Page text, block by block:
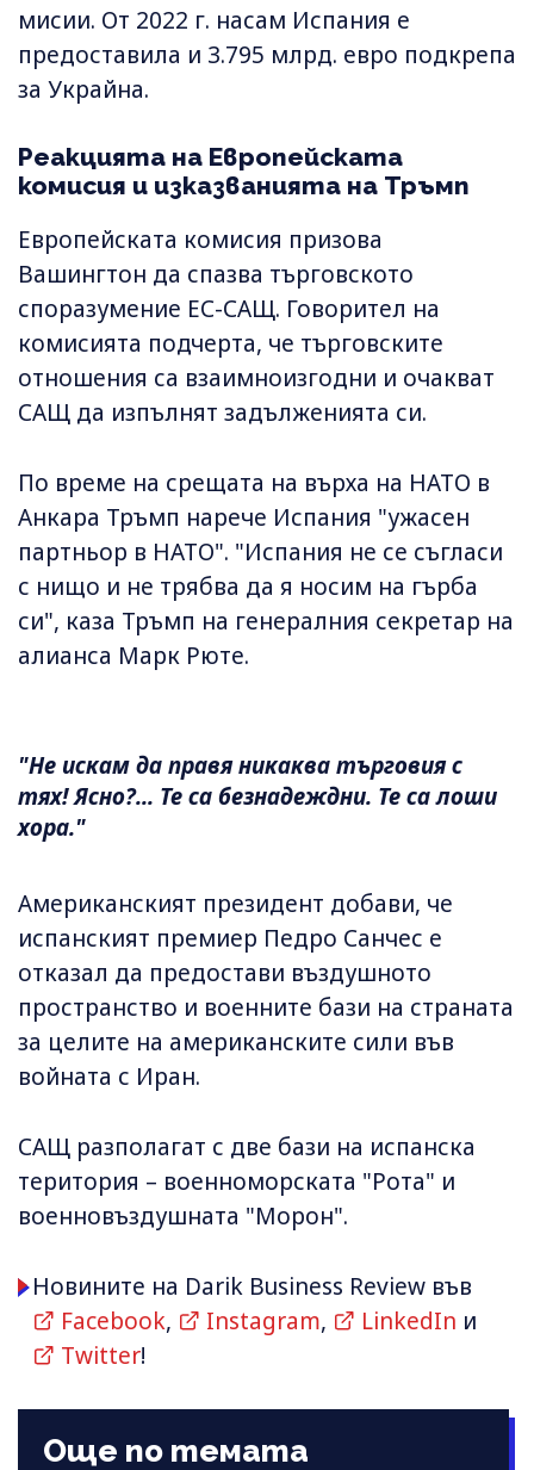
мисии. От 2022 г. насам Испания е
предоставила и 3.795 млрд. евро подкрепа
за Украйна.
Реакцията на Европейската
комисия и изказванията на Тръмп
Европейската комисия призова
Вашингтон да спазва търговското
споразумение ЕС-САЩ. Говорител на
комисията подчерта, че търговските
отношения са взаимноизгодни и очакват
САЩ да изпълнят задълженията си.
По време на срещата на върха на НАТО в
Анкара Тръмп нарече Испания "ужасен
партньор в НАТО". "Испания не се съгласи
с нищо и не трябва да я носим на гърба
си", каза Тръмп на генералния секретар на
алианса Марк Рюте.
"Не искам да правя никаква търговия с
тях! Ясно?... Те са безнадеждни. Те са лоши
хора."
Американският президент добави, че
испанският премиер Педро Санчес е
отказал да предостави въздушното
пространство и военните бази на страната
за целите на американските сили във
войната с Иран.
САЩ разполагат с две бази на испанска
територия – военноморската "Рота" и
военновъздушната "Морон".
Новините на Darik Business Review във
Facebook, Instagram, LinkedIn и
Twitter!
Още по темата